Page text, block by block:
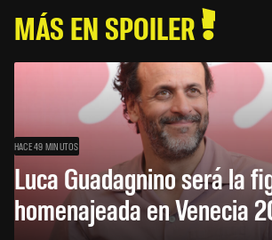
MÁS EN SPOILER
HACE 49 MINUTOS
Luca Guadagnino será la
homenajeada en Venecia